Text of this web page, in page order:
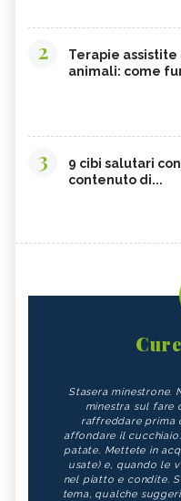
2
Terapie assistite
animali: come
3
9 cibi salutari
contenuto di...
Stasera minestrone.
minestra sul fare
raffreddare prima
affondare il
patate. Mettete in
usate) e, quando le
nel piatto e condite.
tema, qualche